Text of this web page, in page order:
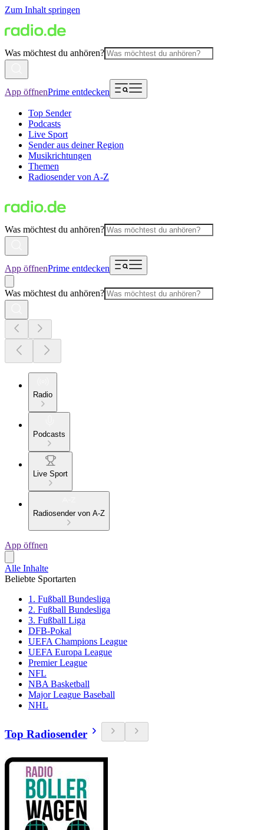
Zum Inhalt springen
Was möchtest du anhören?
App öffnenPrime entdecken
Top Sender
Podcasts
Live Sport
Sender aus deiner Region
Musikrichtungen
Themen
Radiosender von A-Z
Was möchtest du anhören?
App öffnenPrime entdecken
Was möchtest du anhören?
Radio
Podcasts
Live Sport
Radiosender von A-Z
App öffnen
Alle Inhalte
Beliebte Sportarten
1. Fußball Bundesliga
2. Fußball Bundesliga
3. Fußball Liga
DFB-Pokal
UEFA Champions League
UEFA Europa League
Premier League
NFL
NBA Basketball
Major League Baseball
NHL
Top Radiosender